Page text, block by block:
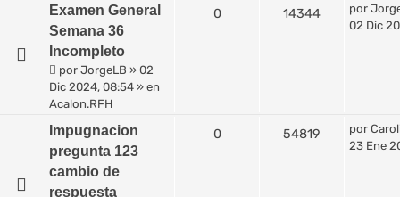
Examen General
Semana 36
Incompleto
por JorgeLB » 02
Dic 2024, 08:54 » en
Acalon.RFH
0 14344 por
02 Dic
Impugnacion
pregunta 123
cambio de
respuesta
0 54819 por
23 Ene